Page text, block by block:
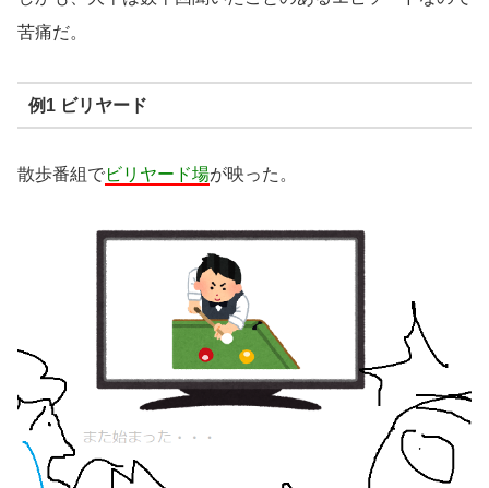
苦痛だ。
例1 ビリヤード
散歩番組でビリヤード場が映った。